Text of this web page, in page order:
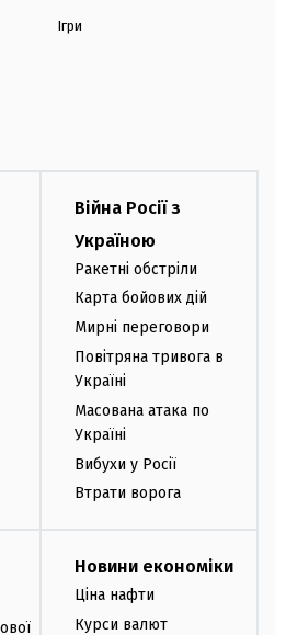
Ігри
Війна Росії з
Україною
Ракетні обстріли
Карта бойових дій
Мирні переговори
Повітряна тривога в
Україні
Масована атака по
Україні
Вибухи у Росії
Втрати ворога
Новини економіки
Ціна нафти
Курси валют